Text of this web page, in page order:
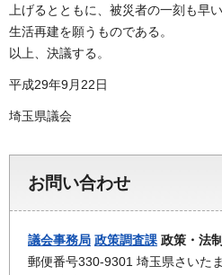
上げるとともに、被災者の一刻も早
生活再建を願うものである。
以上、決議する。
平成29年9月22日
埼玉県議会
お問い合わせ
議会事務局 政策調査課 政策・法
郵便番号330-9301 埼玉県さいた